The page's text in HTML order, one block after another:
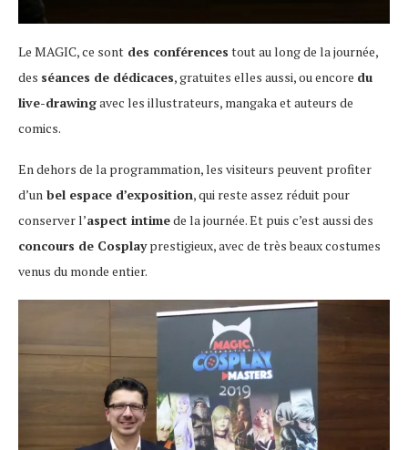
Le MAGIC, ce sont des conférences tout au long de la journée,
des séances de dédicaces, gratuites elles aussi, ou encore du
live-drawingavec les illustrateurs, mangaka et auteurs de
comics.
En dehors de la programmation, les visiteurs peuvent profiter
d’un bel espace d’exposition, qui reste assez réduit pour
conserver l’aspect intimede la journée. Et puis c’est aussi des
concours de Cosplayprestigieux, avec de très beaux costumes
venus du monde entier.